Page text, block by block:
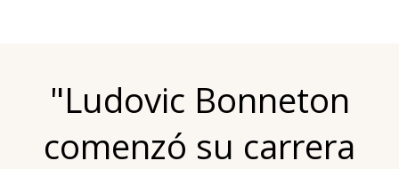
"Ludovic Bonneton
comenzó su carrera